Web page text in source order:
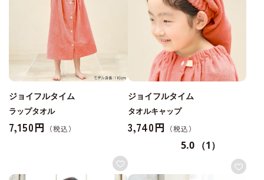
ジョイフルタイム
ラップタオル
7,150円
ジョイフルタイム
タオルキャップ
3,740円
5.0 （1）